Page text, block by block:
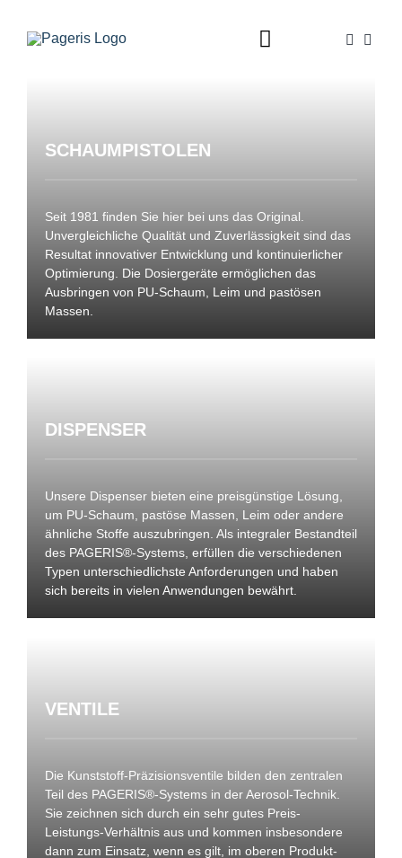
Inhalt
Toggle
Ventile
Zubehör
Shop
SCHAUMPISTOLEN
Seit 1981 finden Sie hier bei uns das Original.
Unvergleichliche Qualität und Zuverlässigkeit sind das
Resultat innovativer Entwicklung und kontinuierlicher
Optimierung. Die Dosiergeräte ermöglichen das
Ausbringen von PU-Schaum, Leim und pastösen
Massen.
DISPENSER
Unsere Dispenser bieten eine preisgünstige Lösung,
um PU-Schaum, pastöse Massen, Leim oder andere
ähnliche Stoffe auszubringen. Als integraler Bestandteil
des PAGERIS®-Systems, erfüllen die verschiedenen
Typen unterschiedlichste Anforderungen und haben
sich bereits in vielen Anwendungen bewährt.
VENTILE
Die Kunststoff-Präzisionsventile bilden den zentralen
Teil des PAGERIS®-Systems in der Aerosol-Technik.
Sie zeichnen sich durch ein sehr gutes Preis-
Leistungs-Verhältnis aus und kommen insbesondere
dann zum Einsatz, wenn es gilt, im oberen Produkt-